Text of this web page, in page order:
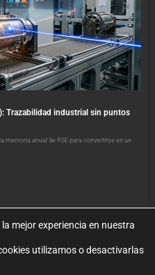
Trazabilidad industrial sin puntos
memoria anual de RSE para convertirse en un
mejor experiencia en nuestra
utilizamos o desactivarlas